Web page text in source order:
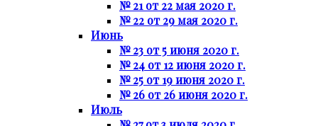
№ 21 от 22 мая 2020 г.
№ 22 от 29 мая 2020 г.
Июнь
№ 23 от 5 июня 2020 г.
№ 24 от 12 июня 2020 г.
№ 25 от 19 июня 2020 г.
№ 26 от 26 июня 2020 г.
Июль